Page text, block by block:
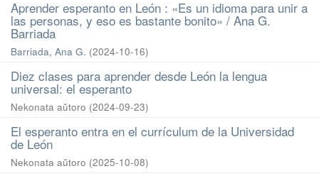
Aprender esperanto en León : «Es un idioma para unir a
las personas, y eso es bastante bonito» / Ana G.
Barriada
Barriada, Ana G. (2024-10-16)
Diez clases para aprender desde León la lengua
universal: el esperanto
Nekonata aŭtoro (2024-09-23)
El esperanto entra en el currículum de la Universidad
de León
Nekonata aŭtoro (2025-10-08)